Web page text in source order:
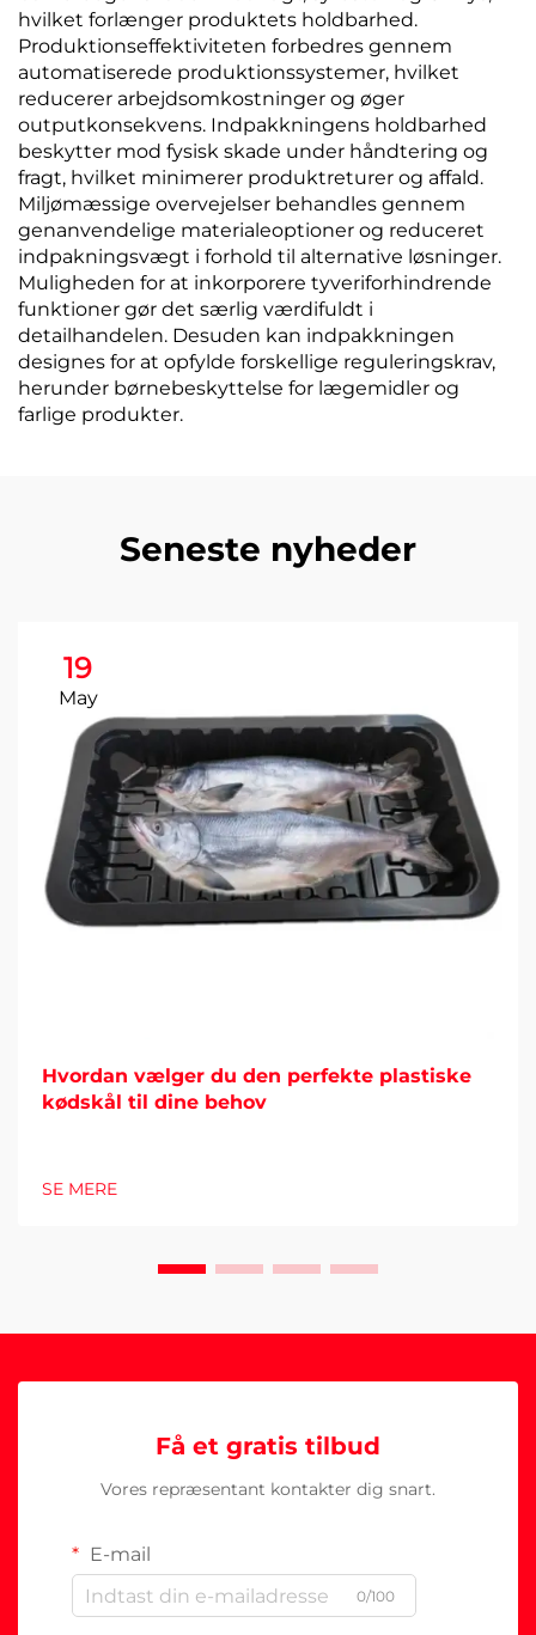
hvilket forlænger produktets holdbarhed.
Produktionseffektiviteten forbedres gennem
automatiserede produktionssystemer, hvilket
reducerer arbejdsomkostninger og øger
outputkonsekvens. Indpakkningens holdbarhed
beskytter mod fysisk skade under håndtering og
fragt, hvilket minimerer produktreturer og affald.
Miljømæssige overvejelser behandles gennem
genanvendelige materialeoptioner og reduceret
indpakningsvægt i forhold til alternative løsninger.
Muligheden for at inkorporere tyveriforhindrende
funktioner gør det særlig værdifuldt i
detailhandelen. Desuden kan indpakkningen
designes for at opfylde forskellige reguleringskrav,
herunder børnebeskyttelse for lægemidler og
farlige produkter.
Seneste nyheder
19
May
Hvordan vælger du den perfekte plastiske
kødskål til dine behov
SE MERE
Få et gratis tilbud
Vores repræsentant kontakter dig snart.
E-mail
0/100